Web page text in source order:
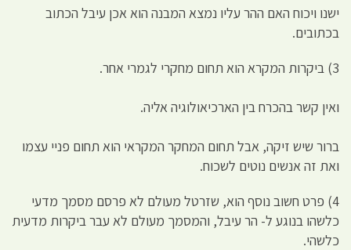
ישנו ויכוח האם ההר עליו נמצא המבנה הוא אכן עיבל הכתוב
בכתובים.
3) ביקרות המקרא הוא תחום מחקרי לגמרי אחר.
ואין קשר בהכרח בין הארכיאולוגיה אליה.
ברור שיש זיקה, אבל תחום המחקר המקראי הוא תחום פניי עצמו
ואת זה אנשים נוטים לשכוח.
4) פרט חשוב נוסף הוא, שזרטל מעולם לא פרסם מסמך מדעי
כלשהו בנוגע ל- הר עיבל, והמסמך מעולם לא עבר ביקרות מדעית
כלשהי.